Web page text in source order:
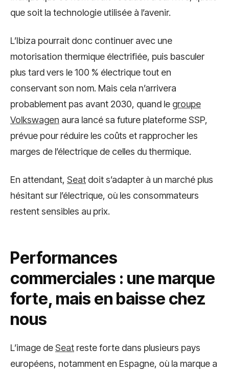
que soit la technologie utilisée à l’avenir.
L’Ibiza pourrait donc continuer avec une
motorisation thermique électrifiée, puis basculer
plus tard vers le 100 % électrique tout en
conservant son nom. Mais cela n’arrivera
probablement pas avant 2030, quand le groupe
Volkswagen aura lancé sa future plateforme SSP,
prévue pour réduire les coûts et rapprocher les
marges de l’électrique de celles du thermique.
En attendant, Seat doit s’adapter à un marché plus
hésitant sur l’électrique, où les consommateurs
restent sensibles au prix.
Performances
commerciales : une marque
forte, mais en baisse chez
nous
L’image deSeat reste forte dans plusieurs pays
européens, notamment en Espagne, où la marque a